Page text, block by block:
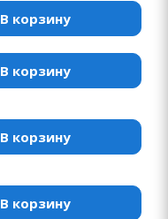
В корзину
В корзину
В корзину
В корзину